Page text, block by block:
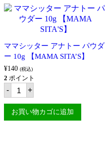
【KNORR】
個
ン
ン
ハ
イ
ミ
ッ
ク
ス
40g
【MAMA
SITA'S】
ママシッター アナトー パウダ
ー 10g 【MAMA SITA’S】
¥140 (税込)
2 ポイント
- マ
マ
シ
ッ
タ
+
お買い物カゴに追加